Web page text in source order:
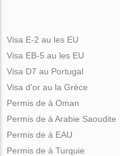
Visa E-2 au les EU
Visa EB-5 au les EU
Visa D7 au Portugal
Visa d'or au la Grèce
Permis de à Oman
Permis de à Arabie Saoudite
Permis de à EAU
Permis de à Turquie